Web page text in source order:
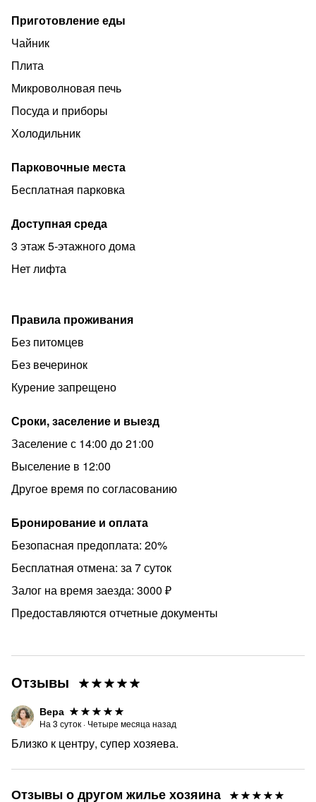
Приготовление еды
Чайник
Плита
Микроволновая печь
Посуда и приборы
Холодильник
Парковочные места
Бесплатная парковка
Доступная среда
3 этаж 5-этажного дома
Нет лифта
Правила проживания
Без питомцев
Без вечеринок
Курение запрещено
Сроки, заселение и выезд
Заселение с 14:00 до 21:00
Выселение в 12:00
Другое время по согласованию
Бронирование и оплата
Безопасная предоплата: 20%
Бесплатная отмена: за 7 суток
Залог на время заезда: 3000 ₽
Предоставляются отчетные документы
Отзывы
Вера
На 3 суток · Четыре месяца назад
Близко к центру, супер хозяева.
Отзывы о другом жилье хозяина